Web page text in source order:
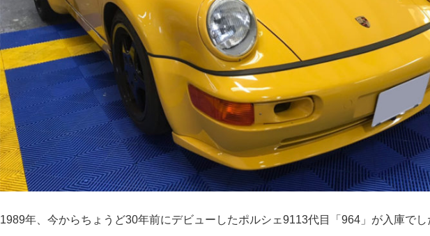
1989年、今からちょうど30年前にデビューしたポルシェ9113代目「964」が入庫でし